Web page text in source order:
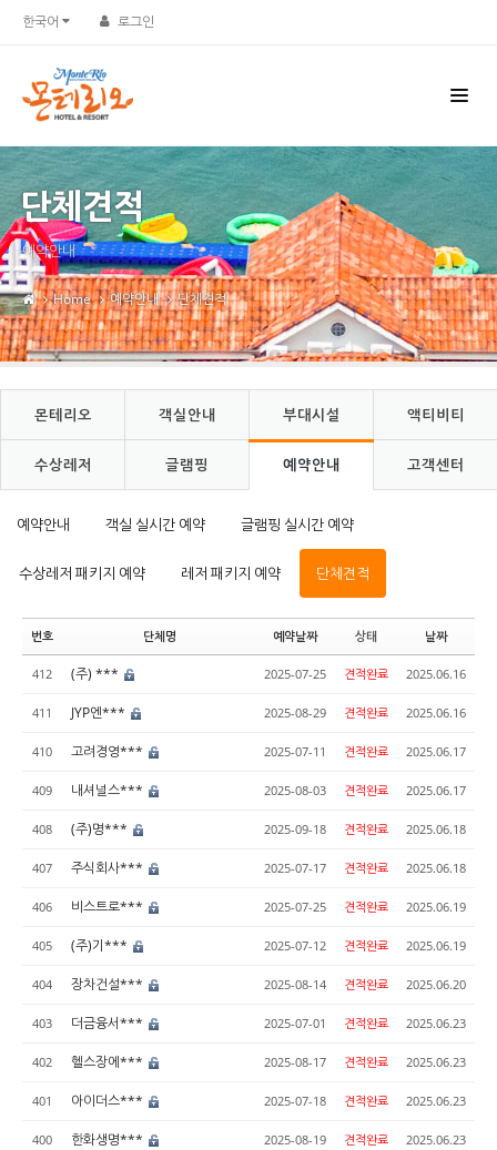
한국어 로그인
단체견적
예약안내
Home 예약안내 단체견적
몬테리오 객실안내 부대시설 액티비티
수상레저 글램핑 예약안내 고객센터
예약안내 객실 실시간 예약 글램핑 실시간 예약
수상레저 패키지 예약 레저 패키지 예약 단체견적
번호 단체명 예약날짜 상태 날짜
412 (주) *** 2025-07-25 견적완료 2025.06.16
411 JYP엔*** 2025-08-29 견적완료 2025.06.16
410 고려경영*** 2025-07-11 견적완료 2025.06.17
409 내셔널스*** 2025-08-03 견적완료 2025.06.17
408 (주)명*** 2025-09-18 견적완료 2025.06.18
407 주식회사*** 2025-07-17 견적완료 2025.06.18
406 비스트로*** 2025-07-25 견적완료 2025.06.19
405 (주)기*** 2025-07-12 견적완료 2025.06.19
404 장차건설*** 2025-08-14 견적완료 2025.06.20
403 더금융서*** 2025-07-01 견적완료 2025.06.23
402 헬스장에*** 2025-08-17 견적완료 2025.06.23
401 아이더스*** 2025-07-18 견적완료 2025.06.23
400 한화생명*** 2025-08-19 견적완료 2025.06.23
Sketchbook5, 스케치북5